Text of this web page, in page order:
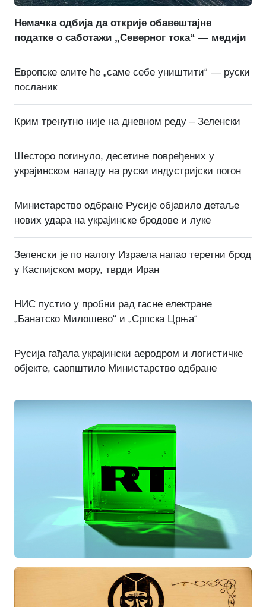
Немачка одбија да открије обавештајне
податке о саботажи „Северног тока“ — медији
Европске елите ће „саме себе уништити“ — руски
посланик
Крим тренутно није на дневном реду – Зеленски
Шесторо погинуло, десетине повређених у
украјинском нападу на руски индустријски погон
Министарство одбране Русије објавило детаље
нових удара на украјинске бродове и луке
Зеленски је по налогу Израела напао теретни брод
у Каспијском мору, тврди Иран
НИС пустио у пробни рад гасне електране
„Банатско Милошево“ и „Српска Црња“
Русија гађала украјински аеродром и логистичке
објекте, саопштило Министарство одбране